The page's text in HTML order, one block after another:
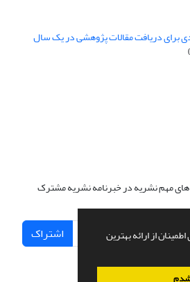
از ارائه بهترین
برای دریافت مقالات پژوهشی در یک سال
های مهم نشریه در خبرنامه نشریه مشترک
اشتراک